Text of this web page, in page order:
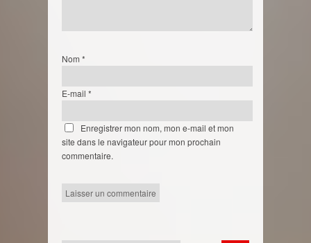
Nom *
E-mail *
Enregistrer mon nom, mon e-mail et mon
site dans le navigateur pour mon prochain
commentaire.